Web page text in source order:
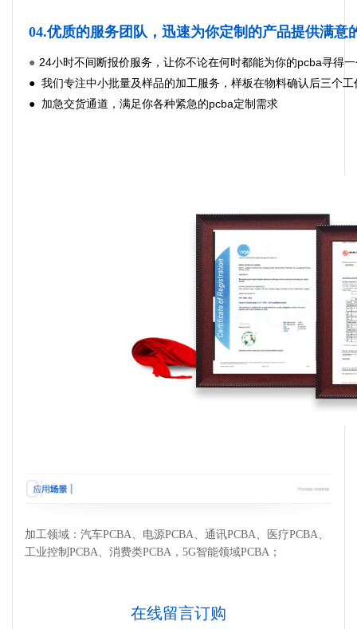
04.优质的服务团队，迅速为你定制的产品提供满意
● 24小时不间断报价服务，让你不论在何时都能为你的pcba寻得
● 我们专注中小批量及样品的加工服务，样板在物料确认后三个
● 加急交货通道，满足你各种紧急的pcba定制需求
加工领域：汽车PCBA、电源PCBA、通讯PCBA、医疗PCBA、
工业控制PCBA、消费类PCBA，5G智能领域PCBA；
在线留言订购